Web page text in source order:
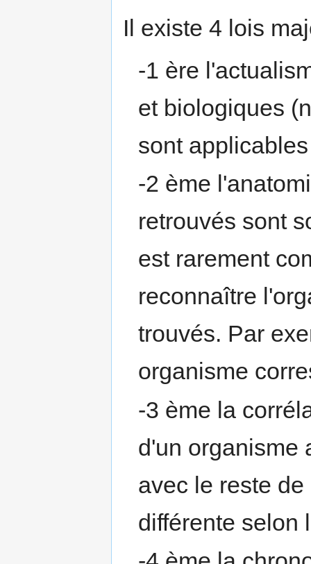
Il existe 4 lois
-1 ère
et biologiques
sont
-2 ème
retrouvés sont
est rarement
reconnaître
trouvés. Par
organisme
-3 ème la
d'un organisme
avec le reste
différente selon